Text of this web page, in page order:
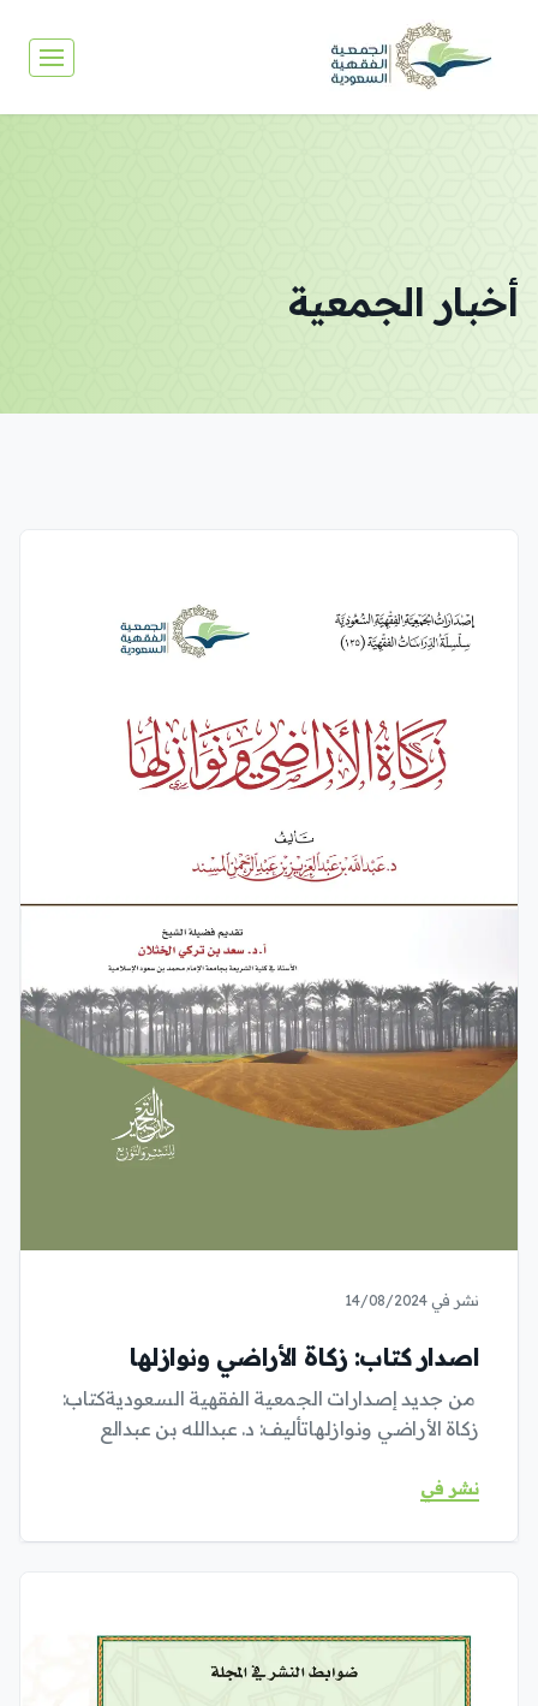
أخبار الجمعية
نشر في 14/08/2024
اصدار كتاب: زكاة الأراضي ونوازلها
من جديد إصدارات الجمعية الفقهية السعوديةكتاب:
زكاة الأراضي ونوازلهاتأليف: د. عبدالله بن عبدالع
نشر في